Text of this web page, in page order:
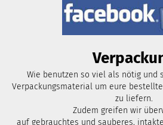
Wie benutzen so viel als nötig und
Verpackungsmaterial um eure
zu liefern.
Zudem greifen wir
auf gebrauchtes und sauberes,